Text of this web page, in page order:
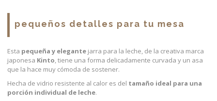
pequeños detalles para tu mesa
Esta pequeña y elegante jarra para la leche, de la creativa marca
japonesa Kinto, tiene una forma delicadamente curvada y un asa
que la hace muy cómoda de sostener.
Hecha de vidrio resistente al calor es del tamaño ideal para una
porción individual de leche.